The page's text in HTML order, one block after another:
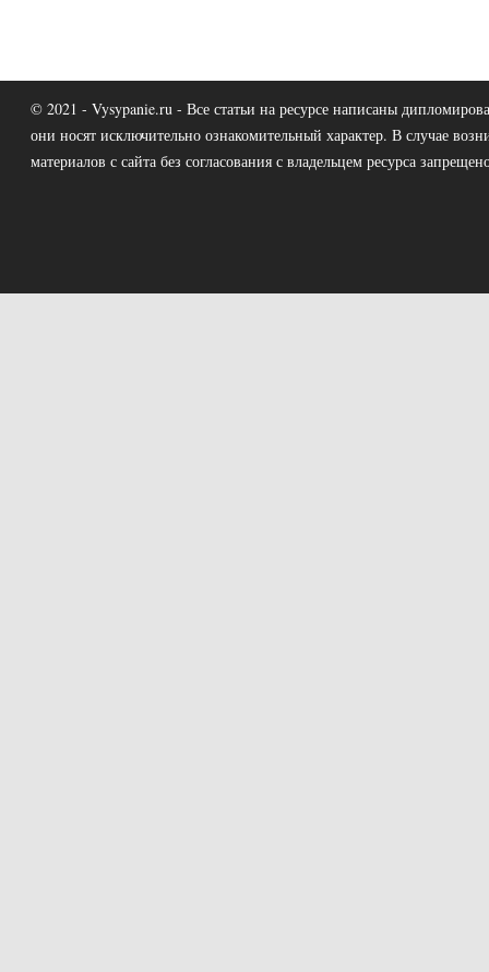
© 2021 - Vysypanie.ru - Все статьи на ресурсе написаны
они носят исключительно ознакомительный характер. В случае
материалов с сайта без согласования с владельцем ресурса